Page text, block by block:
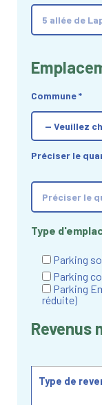
Commune*
Préciser le
Type
Parking
Parking
Parking
réduite)
Revenus
Type de